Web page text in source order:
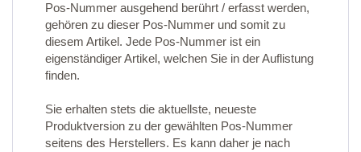
Pos-Nummer ausgehend berührt / erfasst werden,
gehören zu dieser Pos-Nummer und somit zu
diesem Artikel. Jede Pos-Nummer ist ein
eigenständiger Artikel, welchen Sie in der Auflistung
finden.
Sie erhalten stets die aktuellste, neueste
Produktversion zu der gewählten Pos-Nummer
seitens des Herstellers. Es kann daher je nach